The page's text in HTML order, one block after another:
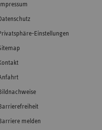
Einstellungen
melden